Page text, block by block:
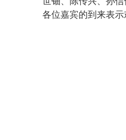
各位嘉宾的到来表示